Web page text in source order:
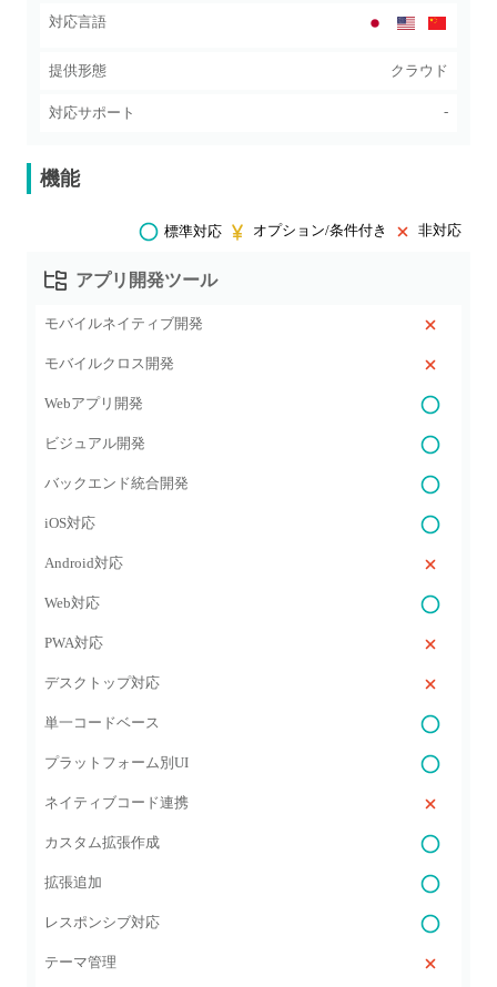
対応言語
提供形態 クラウド
対応サポート -
機能
標準対応 オプション/条件付き 非対応
アプリ開発ツール
モバイルネイティブ開発
モバイルクロス開発
Webアプリ開発
ビジュアル開発
バックエンド統合開発
iOS対応
Android対応
Web対応
PWA対応
デスクトップ対応
単一コードベース
プラットフォーム別UI
ネイティブコード連携
カスタム拡張作成
拡張追加
レスポンシブ対応
テーマ管理